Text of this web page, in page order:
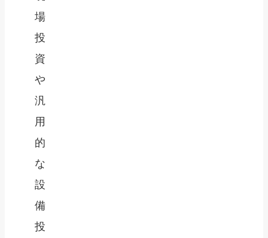
場
投
資
や
汎
用
的
な
設
備
投